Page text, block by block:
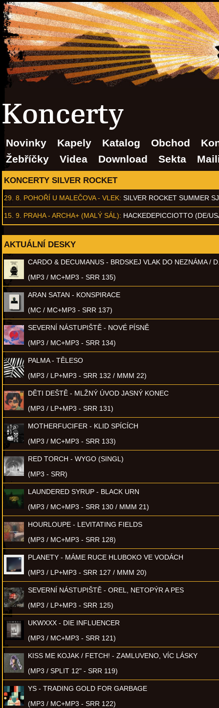
Koncerty
Novinky Kapely Katalog Obchod
Žebříčky
Videa Download Sekta
KONCERTY SILVER ROCKET
29. 8. POHOŘÍ U MALEČOVA - VLEK: SILVER ROCKET SUMMER
15. 9. PRAHA - ARCHA+ (MALÝ SÁL): HACKEDEPICCIOTTO (DE/
AKTUÁLNÍ DESKY
CARDO & DECUMANUS - BRDSKEJ VLAK DO NEZNÁMA /
(MP3 / MC+MP3 - SRR 135)
ARAN SATAN - KONSPIRACE
(MC / MC+MP3 - SRR 137)
SEVERNÍ NÁSTUPIŠTĚ - NOVÉ PÍSNĚ
(MP3 / MC+MP3 - SRR 134)
PALMA - TĚLESO
(MP3 / LP+MP3 - SRR 132 / MMM 22)
DĚTI DEŠTĚ - MLŽNÝ ÚVOD JASNÝ KONEC
(MP3 / LP+MP3 - SRR 131)
MOTHERFUCIFER - KLID SPÍCÍCH
(MP3 / MC+MP3 - SRR 133)
RED TORCH - WYGO (SINGL)
(MP3 - SRR)
LAUNDERED SYRUP - BLACK URN
(MP3 / MC+MP3 - SRR 130 / MMM 21)
HOURLOUPE - LEVITATING FIELDS
(MP3 / MC+MP3 - SRR 128)
PLANETY - MÁME RUCE HLUBOKO VE VODÁCH
(MP3 / LP+MP3 - SRR 127 / MMM 20)
SEVERNÍ NÁSTUPIŠTĚ - OREL, NETOPÝR A PES
(MP3 / LP+MP3 - SRR 125)
UKWXXX - DIE INFLUENCER
(MP3 / MC+MP3 - SRR 121)
KISS ME KOJAK / FETCH! - ZAMLUVENO, VÍC LÁSKY
(MP3 / SPLIT 12" - SRR 119)
YS - TRADING GOLD FOR GARBAGE
(MP3 / MC+MP3 - SRR 122)